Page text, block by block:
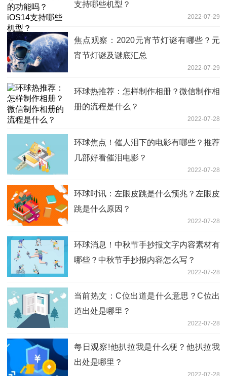
支持哪些机型？
2022-07-29
焦点观察：2020元宵节灯谜有哪些？元
宵节灯谜及谜底汇总
2022-07-29
环球热推荐：怎样制作相册？微信制作相
册的流程是什么？
2022-07-28
环球焦点！催人泪下的电影有哪些？推荐
几部好看催泪电影？
2022-07-28
环球时讯：左眼皮跳是什么预兆？左眼皮
跳是什么原因？
2022-07-28
环球消息！中秋节手抄报文字内容素材有
哪些？中秋节手抄报内容怎么写？
2022-07-28
当前热文：C位出道是什么意思？C位出
道出处是哪里？
2022-07-28
每日观察!他扒拉我是什么梗？他扒拉我
出处是哪里？
2022-07-28